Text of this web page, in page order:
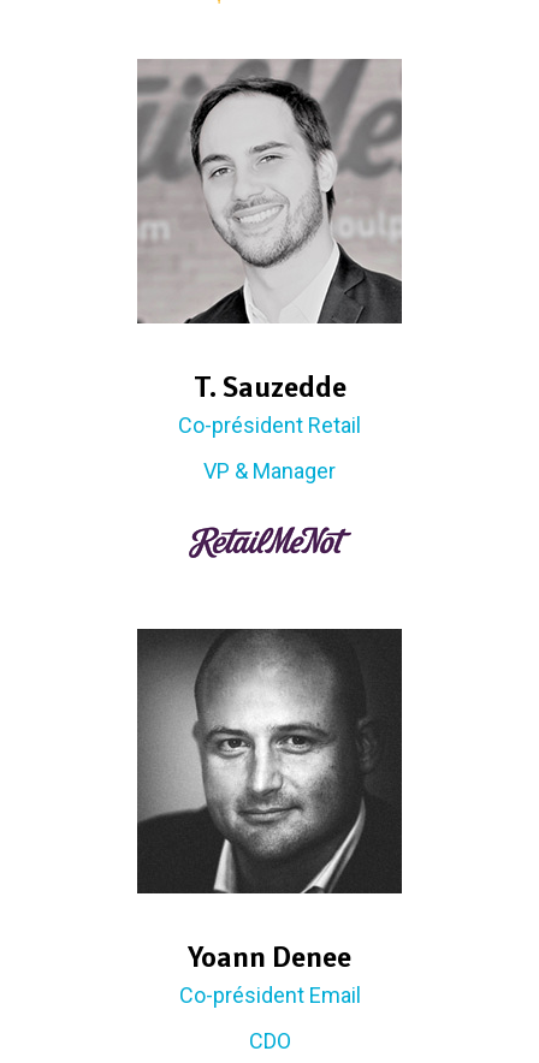
T. Sauzedde
Co-président Retail
VP & Manager
Yoann Denee
Co-président Email
CDO